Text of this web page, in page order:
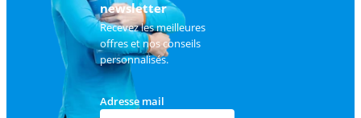
newsletter
Recevez les meilleures
offres et nos conseils
personnalisés.
Adresse mail